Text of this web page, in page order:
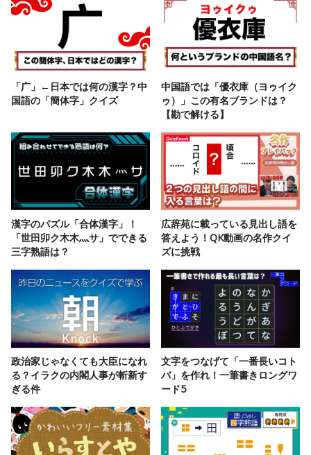
「广」←日本では何の漢字？中
国語の「簡体字」クイズ
中国語では「優衣庫（ヨゥイク
ゥ）」この有名ブランドは？
【勘で解ける】
漢字のパズル「合体漢字」！
「世田卯ク木木灬サ」でできる
三字熟語は？
広辞苑に載っている見出し語を
答えよう！QK動画の名作クイ
ズに挑戦
政治家じゃなくても大臣になれ
る？イラクの内閣人事が斬新す
ぎる件
文字をつなげて「一番長いコト
バ」を作れ！一筆書きロングワ
ード5